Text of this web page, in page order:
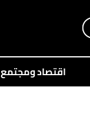
اقتصاد ومجتمع